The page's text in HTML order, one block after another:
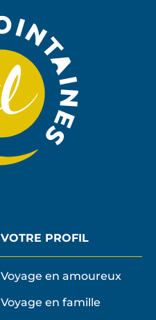
VOTRE PROFIL
Voyage en amoureux
Voyage en famille